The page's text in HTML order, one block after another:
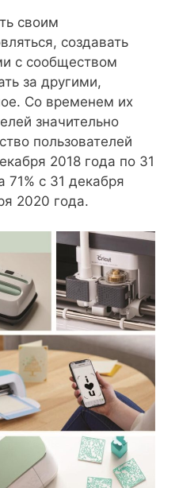
своим
создавать
с сообществом
за другими,
Со временем их
значительно
пользователей
2018 года по 31
71% с 31 декабря
2020 года.